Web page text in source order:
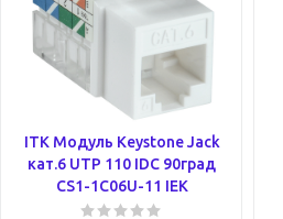
ITK Модуль Keystone Jack
кат.6 UTP 110 IDC 90град
CS1-1C06U-11 IEK